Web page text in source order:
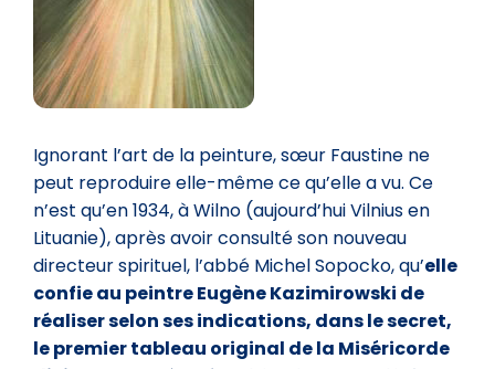
Ignorant l’art de la peinture, sœur Faustine ne
peut reproduire elle-même ce qu’elle a vu. Ce
n’est qu’en 1934, à Wilno (aujourd’hui Vilnius en
Lituanie), après avoir consulté son nouveau
directeur spirituel, l’abbé Michel Sopocko, qu’elle
confie au peintre Eugène Kazimirowski de
réaliser selon ses indications, dans le secret,
le premier tableau original de la Miséricorde